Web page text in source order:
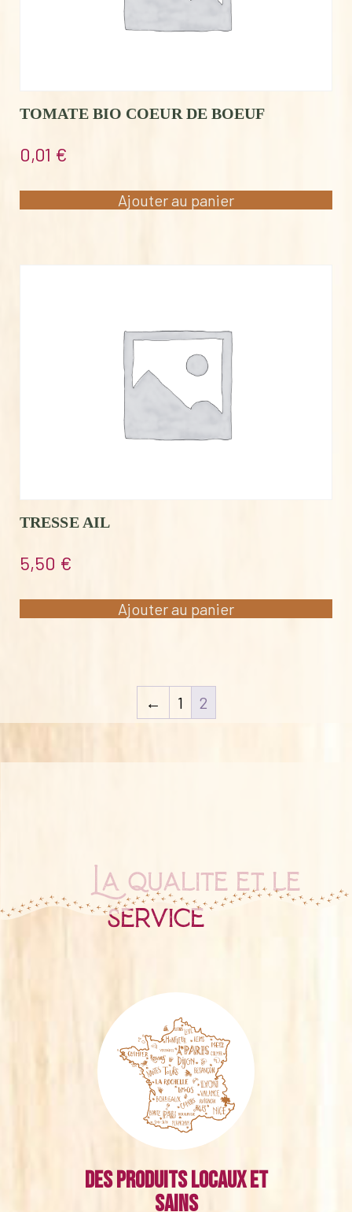
TOMATE BIO COEUR DE BOEUF
0,01 €
Ajouter au panier
TRESSE AIL
5,50 €
Ajouter au panier
← 1 2
La qualité et le
service
Des produits locaux et
sains